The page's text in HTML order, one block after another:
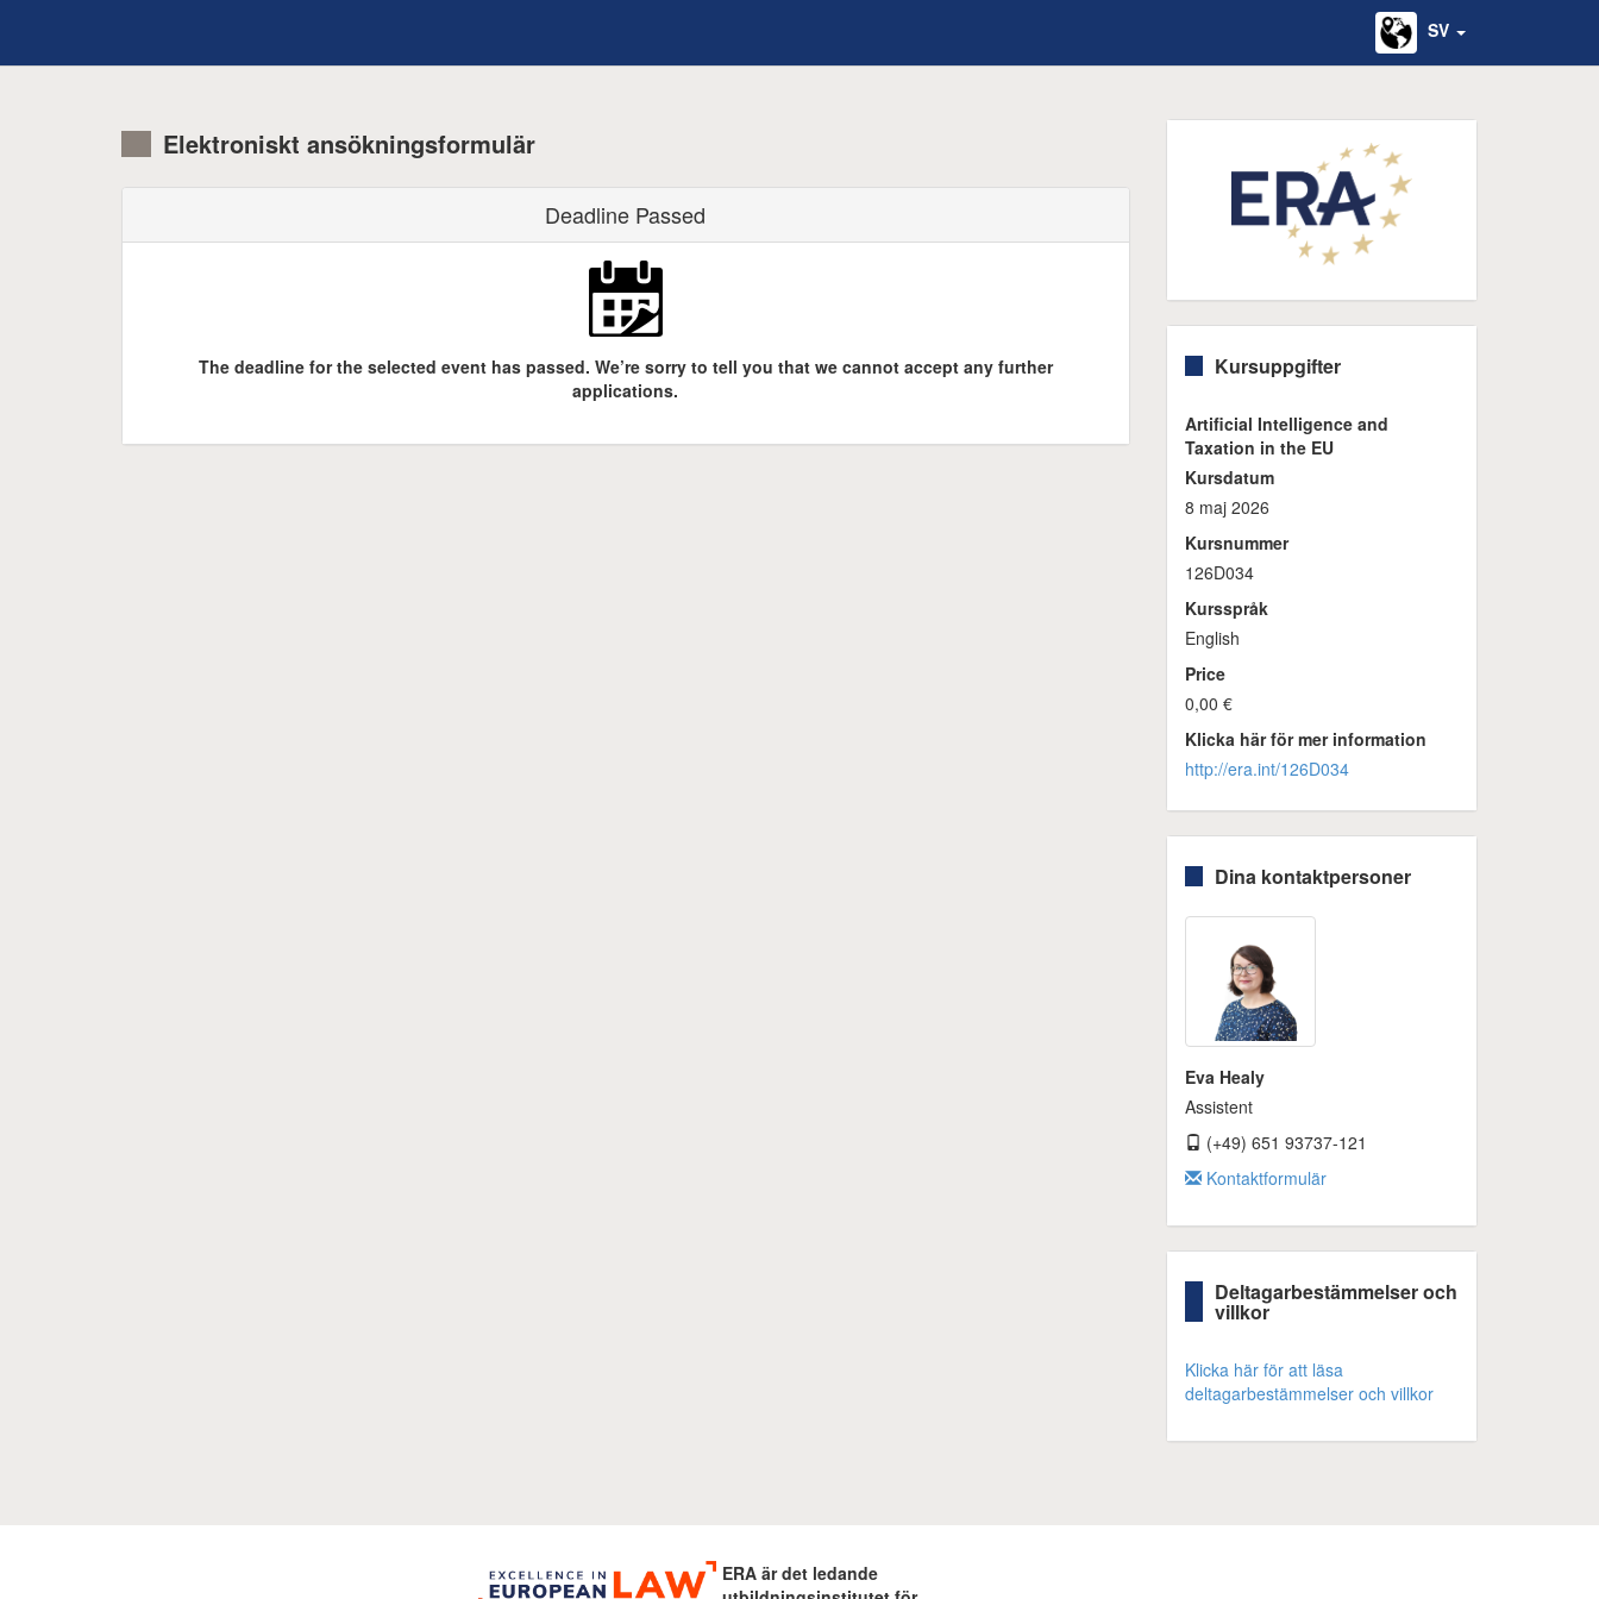
SV
Elektroniskt ansökningsformulär
Deadline Passed
The deadline for the selected event has passed. We’re sorry to tell you that we cannot accept any further
applications.
Kursuppgifter
Artificial Intelligence and
Taxation in the EU
Kursdatum
8 maj 2026
Kursnummer
126D034
Kursspråk
English
Price
0,00 €
Klicka här för mer information
http://era.int/126D034
Dina kontaktpersoner
Eva Healy
Assistent
(+49) 651 93737-121
Kontaktformulär
Deltagarbestämmelser och
villkor
Klicka här för att läsa
deltagarbestämmelser och villkor
ERA är det ledande